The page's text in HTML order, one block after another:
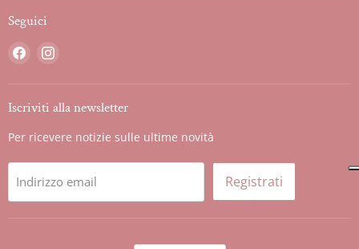
Seguici
Trovaci
Iscriviti alla newsletter
Per ricevere notizie sulle ultime novità
Indirizzo email Registrati